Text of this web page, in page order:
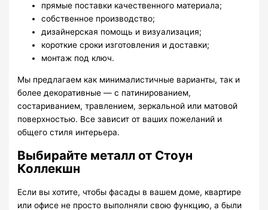
прямые поставки качественного материала;
собственное производство;
дизайнерская помощь и визуализация;
короткие сроки изготовления и доставки;
монтаж под ключ.
Мы предлагаем как минималистичные варианты, так и
более декоративные — с патинированием,
состариванием, травлением, зеркальной или матовой
поверхностью. Все зависит от ваших пожеланий и
общего стиля интерьера.
Выбирайте металл от Стоун
Коллекшн
Если вы хотите, чтобы фасады в вашем доме, квартире
или офисе не просто выполняли свою функцию, а были